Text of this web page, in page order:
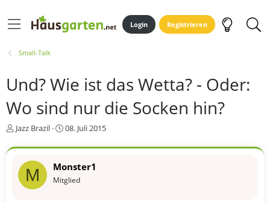
Login Registrieren
Small-Talk
Und? Wie ist das Wetta? - Oder:
Wo sind nur die Socken hin?
E
s
e
Jazz Brazil
E
s
e
l
08. Juli 2015
M Monster1
Mitglied